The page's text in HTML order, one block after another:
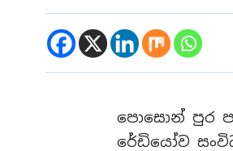
පොසොන් පුර
රේඩියෝව